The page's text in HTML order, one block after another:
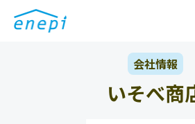
会社情報
いそべ商